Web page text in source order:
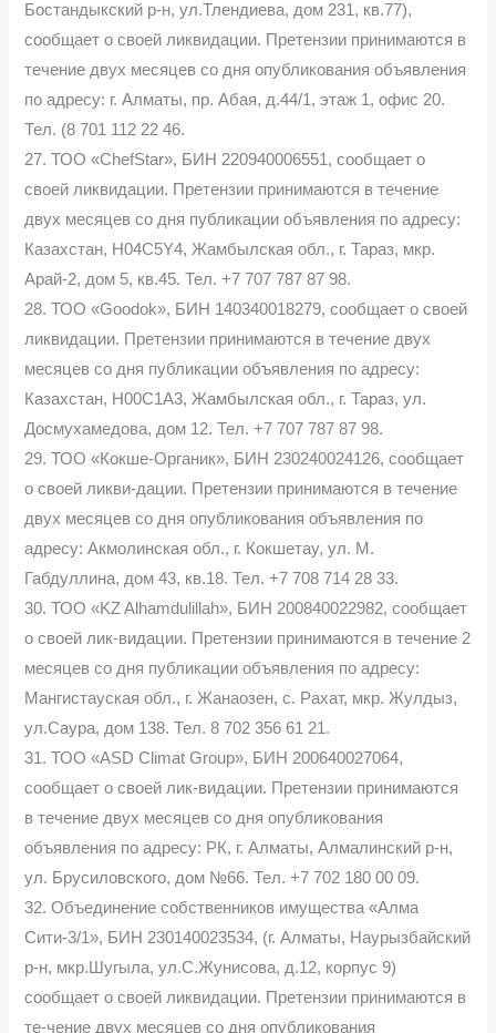
Бостандыкский р-н, ул.Тлендиева, дом 231, кв.77),
сообщает о своей ликвидации. Претензии принимаются в
течение двух месяцев со дня опубликования объявления
по адресу: г. Алматы, пр. Абая, д.44/1, этаж 1, офис 20.
Тел. (8 701 112 22 46.
27. ТОО «ChefStar», БИН 220940006551, сообщает о
своей ликвидации. Претензии принимаются в течение
двух месяцев со дня публикации объявления по адресу:
Казахстан, H04C5Y4, Жамбылская обл., г. Тараз, мкр.
Арай-2, дом 5, кв.45. Тел. +7 707 787 87 98.
28. ТОО «Goodok», БИН 140340018279, сообщает о своей
ликвидации. Претензии принимаются в течение двух
месяцев со дня публикации объявления по адресу:
Казахстан, H00C1A3, Жамбылская обл., г. Тараз, ул.
Досмухамедова, дом 12. Тел. +7 707 787 87 98.
29. ТОО «Кокше-Органик», БИН 230240024126, сообщает
о своей ликви-дации. Претензии принимаются в течение
двух месяцев со дня опубликования объявления по
адресу: Акмолинская обл., г. Кокшетау, ул. М.
Габдуллина, дом 43, кв.18. Тел. +7 708 714 28 33.
30. ТОО «KZ Alhamdulillah», БИН 200840022982, сообщает
о своей лик-видации. Претензии принимаются в течение 2
месяцев со дня публикации объявления по адресу:
Мангистауская обл., г. Жанаозен, с. Рахат, мкр. Жулдыз,
ул.Саура, дом 138. Тел. 8 702 356 61 21.
31. ТОО «ASD Climat Group», БИН 200640027064,
сообщает о своей лик-видации. Претензии принимаются
в течение двух месяцев со дня опубликования
объявления по адресу: РК, г. Алматы, Алмалинский р-н,
ул. Брусиловского, дом №66. Тел. +7 702 180 00 09.
32. Объединение собственников имущества «Алма
Сити-3/1», БИН 230140023534, (г. Алматы, Наурызбайский
р-н, мкр.Шугыла, ул.С.Жунисова, д.12, корпус 9)
сообщает о своей ликвидации. Претензии принимаются в
те-чение двух месяцев со дня опубликования